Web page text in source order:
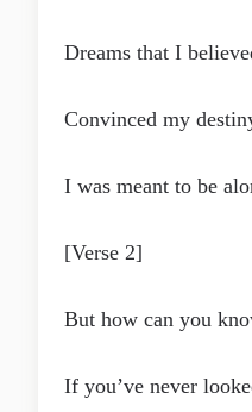
Dreams that I
Convinced my
I was meant to be
[Verse 2]
But how can you
If you’ve never